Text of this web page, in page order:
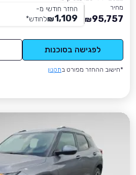
מחיר
95,757
₪
החזר חודשי מ-
1,109
₪לחודש*
לפגישה בסוכנות
*חישוב ההחזר מפורט בתקנון